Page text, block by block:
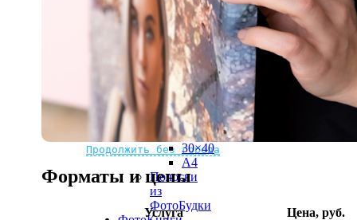
Не нашли Ваш город?
Мы доставляем по всему миру
Продолжить без города
рамке
10х10
10×15
13×18
15×15
15×20
20×20
20×30
30×30
30×40
A4
Полоски
из
ФотоБудки
Форматы и цены
Услуга
Цена, руб.